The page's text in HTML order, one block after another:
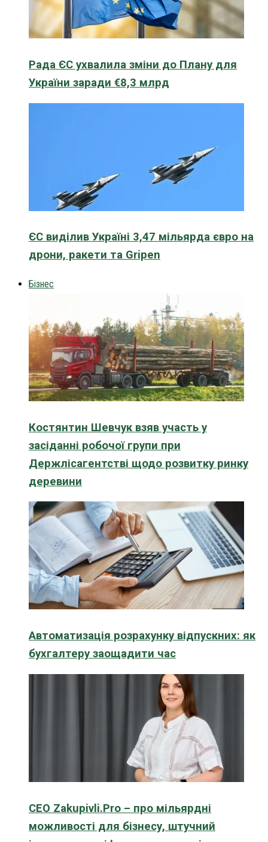
Рада ЄС ухвалила зміни до Плану для
України заради €8,3 млрд
ЄС виділив Україні 3,47 мільярда євро на
дрони, ракети та Gripen
Бізнес
Костянтин Шевчук взяв участь у
засіданні робочої групи при
Держлісагентстві щодо розвитку ринку
деревини
Автоматизація розрахунку відпускних: як
бухгалтеру заощадити час
CEO Zakupivli.Pro – про мільярдні
можливості для бізнесу, штучний